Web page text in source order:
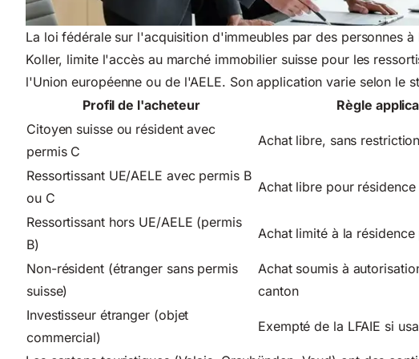
La loi fédérale sur l'acquisition d'immeubles par des personnes
Koller, limite l'accès au marché immobilier suisse pour les
l'Union européenne ou de l'AELE. Son application varie selon le
Profil de l'acheteur
Règle
Citoyen suisse ou résident avec
permis C
Achat libre, sans restriction
Ressortissant UE/AELE avec permis B
ou C
Achat libre pour
Ressortissant hors UE/AELE (permis
B)
Achat limité à la
Non-résident (étranger sans permis
suisse)
Achat soumis à
canton
Investisseur étranger (objet
commercial)
Exempté de la LFAIE si